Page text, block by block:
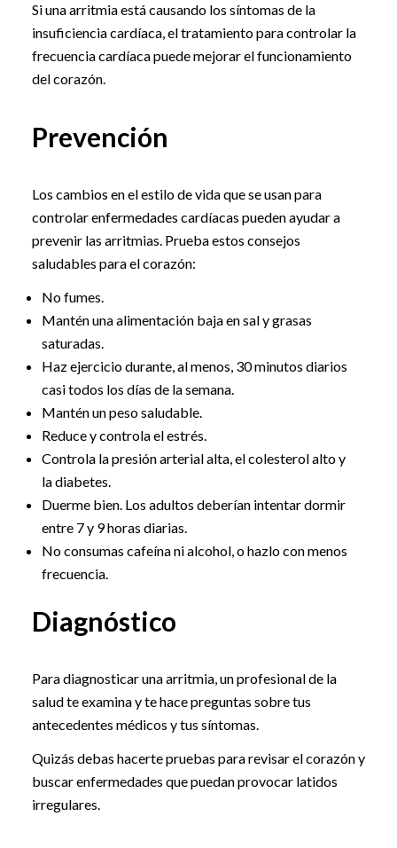
Si una arritmia está causando los síntomas de la
insuficiencia cardíaca, el tratamiento para controlar la
frecuencia cardíaca puede mejorar el funcionamiento
del corazón.
Prevención
Los cambios en el estilo de vida que se usan para
controlar enfermedades cardíacas pueden ayudar a
prevenir las arritmias. Prueba estos consejos
saludables para el corazón:
No fumes.
Mantén una alimentación baja en sal y grasas
saturadas.
Haz ejercicio durante, al menos, 30 minutos diarios
casi todos los días de la semana.
Mantén un peso saludable.
Reduce y controla el estrés.
Controla la presión arterial alta, el colesterol alto y
la diabetes.
Duerme bien. Los adultos deberían intentar dormir
entre 7 y 9 horas diarias.
No consumas cafeína ni alcohol, o hazlo con menos
frecuencia.
Diagnóstico
Para diagnosticar una arritmia, un profesional de la
salud te examina y te hace preguntas sobre tus
antecedentes médicos y tus síntomas.
Quizás debas hacerte pruebas para revisar el corazón y
buscar enfermedades que puedan provocar latidos
irregulares.